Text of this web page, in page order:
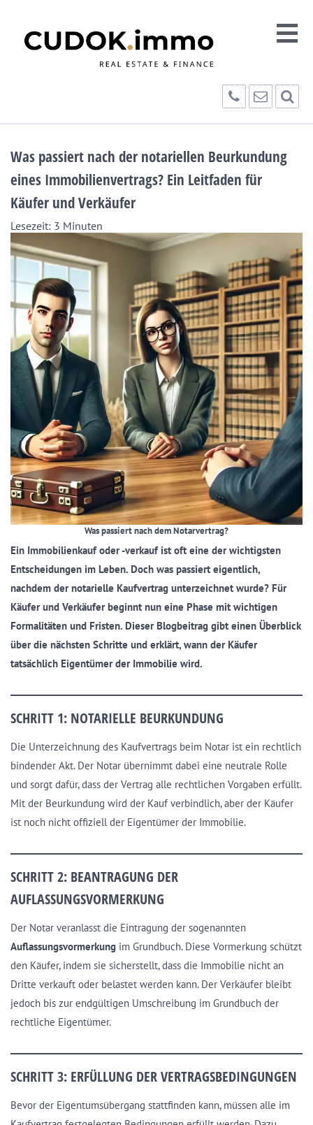
Was passiert nach der notariellen Beurkundung
eines Immobilienvertrags? Ein Leitfaden für
Käufer und Verkäufer
Lesezeit: 3 Minuten
Was passiert nach dem Notarvertrag?
Ein Immobilienkauf oder -verkauf ist oft eine der wichtigsten
Entscheidungen im Leben. Doch was passiert eigentlich,
nachdem der notarielle Kaufvertrag unterzeichnet wurde? Für
Käufer und Verkäufer beginnt nun eine Phase mit wichtigen
Formalitäten und Fristen. Dieser Blogbeitrag gibt einen Überblick
über die nächsten Schritte und erklärt, wann der Käufer
tatsächlich Eigentümer der Immobilie wird.
SCHRITT 1: NOTARIELLE BEURKUNDUNG
Die Unterzeichnung des Kaufvertrags beim Notar ist ein rechtlich
bindender Akt. Der Notar übernimmt dabei eine neutrale Rolle
und sorgt dafür, dass der Vertrag alle rechtlichen Vorgaben erfüllt.
Mit der Beurkundung wird der Kauf verbindlich, aber der Käufer
ist noch nicht offiziell der Eigentümer der Immobilie.
SCHRITT 2: BEANTRAGUNG DER
AUFLASSUNGSVORMERKUNG
Der Notar veranlasst die Eintragung der sogenannten
Auflassungsvormerkung im Grundbuch. Diese Vormerkung schützt
den Käufer, indem sie sicherstellt, dass die Immobilie nicht an
Dritte verkauft oder belastet werden kann. Der Verkäufer bleibt
jedoch bis zur endgültigen Umschreibung im Grundbuch der
rechtliche Eigentümer.
SCHRITT 3: ERFÜLLUNG DER VERTRAGSBEDINGUNGEN
Bevor der Eigentumsübergang stattfinden kann, müssen alle im